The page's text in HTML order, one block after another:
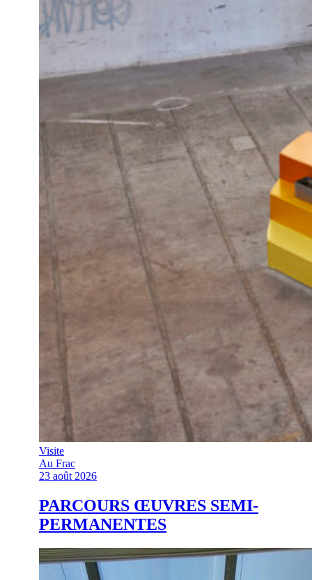
Visite
Au Frac
23 août 2026
PARCOURS ŒUVRES SEMI-
PERMANENTES